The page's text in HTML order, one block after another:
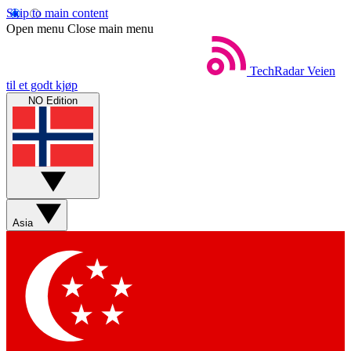
Skip to main content
Open menu Close main menu
TechRadar Veien
til et godt kjøp
NO Edition
Asia